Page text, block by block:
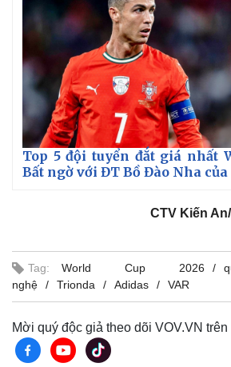
Top 5 đội tuyển đắt giá nhất
Bất ngờ với ĐT Bồ Đào Nha
CTV Kiến
Tag: World Cup 2026
nghệ
Trionda Adidas VAR
Mời quý độc giả theo dõi VOV.VN trên